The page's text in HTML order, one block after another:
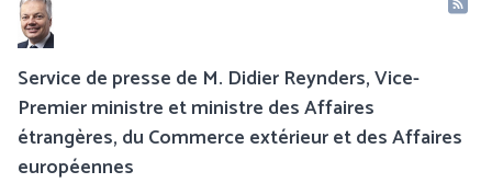
Service de presse de M. Didier Reynders, Vice-
Premier ministre et ministre des Affaires
étrangères, du Commerce extérieur et des Affaires
européennes